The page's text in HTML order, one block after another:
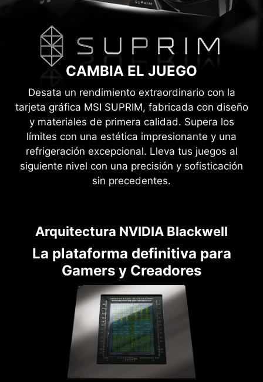
CAMBIA EL JUEGO
Desata un rendimiento extraordinario con la
tarjeta gráfica MSI SUPRIM, fabricada con diseño
y materiales de primera calidad. Supera los
límites con una estética impresionante y una
refrigeración excepcional. Lleva tus juegos al
siguiente nivel con una precisión y sofisticación
sin precedentes.
Arquitectura NVIDIA Blackwell
La plataforma definitiva para
Gamers y Creadores